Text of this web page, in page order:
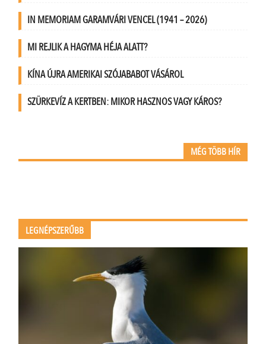
IN MEMORIAM GARAMVÁRI VENCEL (1941 – 2026)
MI REJLIK A HAGYMA HÉJA ALATT?
KÍNA ÚJRA AMERIKAI SZÓJABABOT VÁSÁROL
SZÜRKEVÍZ A KERTBEN: MIKOR HASZNOS VAGY KÁROS?
MÉG TÖBB HÍR
LEGNÉPSZERŰBB